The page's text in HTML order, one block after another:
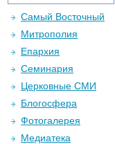
Самый Восточный
Митрополия
Епархия
Семинария
Церковные СМИ
Блогосфера
Фотогалерея
Медиатека